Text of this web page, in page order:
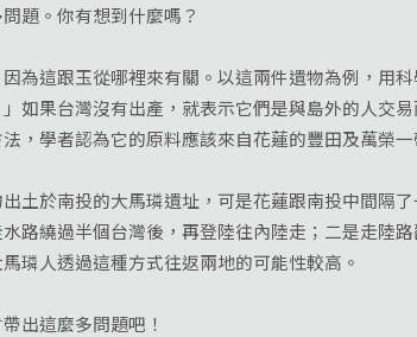
題。你有想到什麼嗎？
這跟玉從哪裡來有關。以這兩件遺物為例，用
如果台灣沒有出產，就表示它們是與島外的人交
，學者認為它的原料應該來自花蓮的豐田及萬榮一
於南投的大馬璘遺址，可是花蓮跟南投中間隔
路繞過半個台灣後，再登陸往內陸走；二是走陸
璘人透過這種方式往返兩地的可能性較高。
出這麼多問題吧！